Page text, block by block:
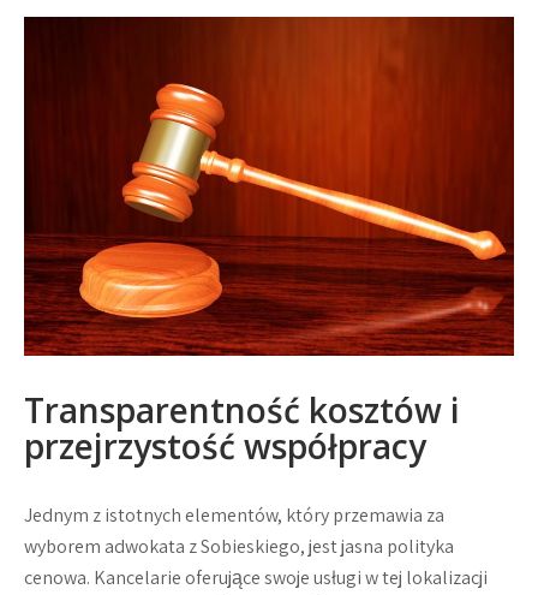
Transparentność kosztów i
przejrzystość współpracy
Jednym z istotnych elementów, który przemawia za
wyborem adwokata z Sobieskiego, jest jasna polityka
cenowa. Kancelarie oferujące swoje usługi w tej lokalizacji